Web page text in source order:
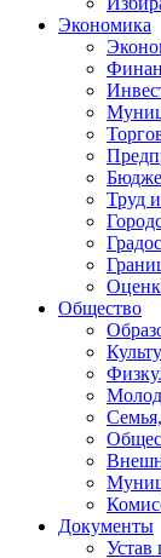
Экономика
Труд
Общество
Документы
Устав